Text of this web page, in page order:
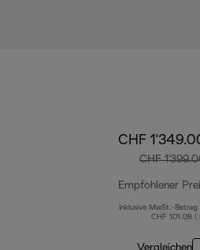
CHF
CHF
Empfohlener
Inklusive MwSt.-Betrag
CHF 101.08 (